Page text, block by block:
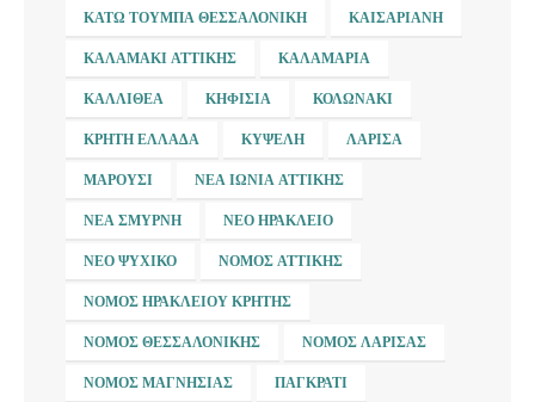
ΚΆΤΩ ΤΟΎΜΠΑ ΘΕΣΣΑΛΟΝΊΚΗ ΚΑΙΣΑΡΙΑΝΉ
ΚΑΛΑΜΆΚΙ ΑΤΤΙΚΉΣ ΚΑΛΑΜΑΡΙΆ
ΚΑΛΛΙΘΈΑ ΚΗΦΙΣΙΆ ΚΟΛΩΝΆΚΙ
ΚΡΉΤΗ ΕΛΛΆΔΑ ΚΥΨΈΛΗ ΛΆΡΙΣΑ
ΜΑΡΟΎΣΙ ΝΈΑ ΙΩΝΊΑ ΑΤΤΙΚΉΣ
ΝΈΑ ΣΜΎΡΝΗ ΝΈΟ ΗΡΆΚΛΕΙΟ
ΝΈΟ ΨΥΧΙΚΌ ΝΟΜΌΣ ΑΤΤΙΚΉΣ
ΝΟΜΌΣ ΗΡΑΚΛΕΊΟΥ ΚΡΉΤΗΣ
ΝΟΜΌΣ ΘΕΣΣΑΛΟΝΊΚΗΣ ΝΟΜΌΣ ΛΆΡΙΣΑΣ
ΝΟΜΌΣ ΜΑΓΝΗΣΊΑΣ ΠΑΓΚΡΆΤΙ